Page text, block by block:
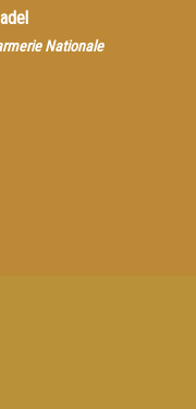
Nationale